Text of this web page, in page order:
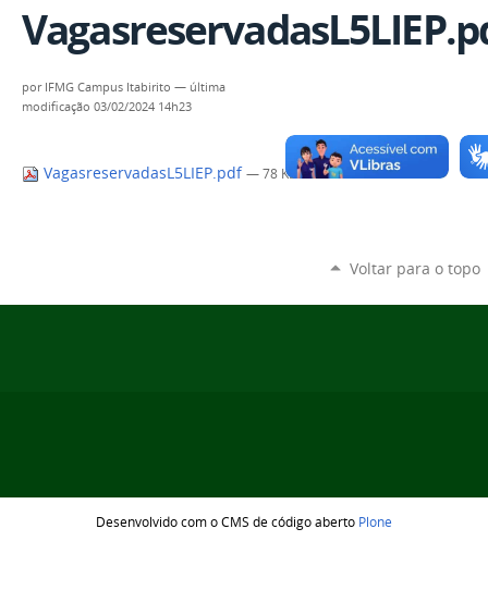
por IFMG Campus Itabirito — última
modificação 03/02/2024 14h23
VagasreservadasL5LIEP.pdf — 78 KB
Voltar para o topo
Desenvolvido com o CMS de código aberto Plone